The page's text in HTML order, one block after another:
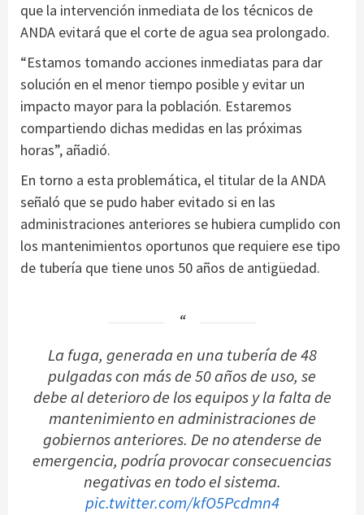
que la intervención inmediata de los técnicos de
ANDA evitará que el corte de agua sea prolongado.
“Estamos tomando acciones inmediatas para dar
solución en el menor tiempo posible y evitar un
impacto mayor para la población. Estaremos
compartiendo dichas medidas en las próximas
horas”, añadió.
En torno a esta problemática, el titular de la ANDA
señaló que se pudo haber evitado si en las
administraciones anteriores se hubiera cumplido con
los mantenimientos oportunos que requiere ese tipo
de tubería que tiene unos 50 años de antigüedad.
La fuga, generada en una tubería de 48
pulgadas con más de 50 años de uso, se
debe al deterioro de los equipos y la falta de
mantenimiento en administraciones de
gobiernos anteriores. De no atenderse de
emergencia, podría provocar consecuencias
negativas en todo el sistema.
pic.twitter.com/kfO5Pcdmn4